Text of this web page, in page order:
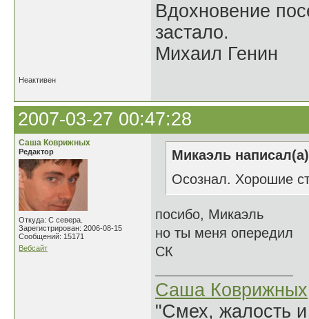
Вдохновение
застало.
Михаил Генин
Неактивен
2007-03-27 00:47:28
Саша Коврижных
Редактор
Откуда: С севера.
Зарегистрирован: 2006-08-15
Сообщений: 15171
Вебсайт
Микаэль
Осознал. Хорошие
посибо, Микаэль
но ты меня опередил
СК
Саша Коврижных
"Смех, жалость